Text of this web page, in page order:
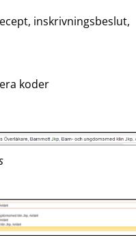
inskrivningsbeslut,
koder